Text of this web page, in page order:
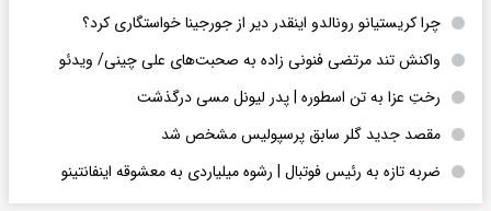
چرا کریستیانو رونالدو اینقدر دیر از جورجینا خواستگاری کرد؟
واکنش تند مرتضی فنونی زاده به صحبت‌های علی چینی/ ویدئو
رختِ عزا به تن اسطوره | پدر لیونل مسی درگذشت
مقصد جدید گلر سابق پرسپولیس مشخص شد
ضربه تازه به رئیس فوتبال | رشوه میلیاردی به معشوقه اینفانتینو